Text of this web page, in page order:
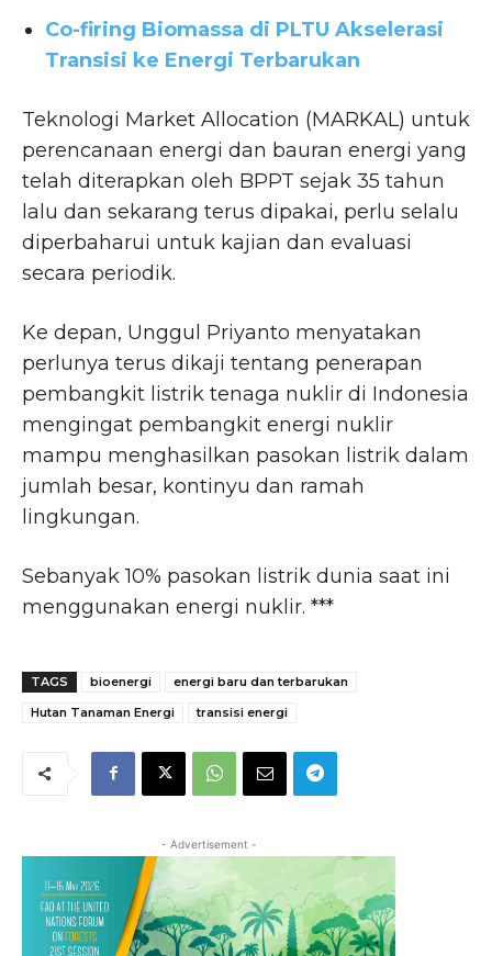
Co-firing Biomassa di PLTU Akselerasi
Transisi ke Energi Terbarukan
Teknologi Market Allocation (MARKAL) untuk
perencanaan energi dan bauran energi yang
telah diterapkan oleh BPPT sejak 35 tahun
lalu dan sekarang terus dipakai, perlu selalu
diperbaharui untuk kajian dan evaluasi
secara periodik.
Ke depan, Unggul Priyanto menyatakan
perlunya terus dikaji tentang penerapan
pembangkit listrik tenaga nuklir di Indonesia
mengingat pembangkit energi nuklir
mampu menghasilkan pasokan listrik dalam
jumlah besar, kontinyu dan ramah
lingkungan.
Sebanyak 10% pasokan listrik dunia saat ini
menggunakan energi nuklir. ***
TAGS bioenergi
energi baru dan terbarukan
Hutan Tanaman Energi
transisi energi
- Advertisement -